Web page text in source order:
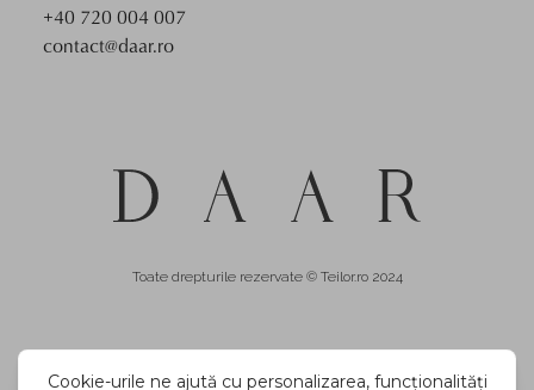
+40 720 004 007
contact@daar.ro
Toate drepturile rezervate © Teilor.ro 2024